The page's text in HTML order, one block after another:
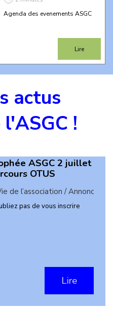
Agenda des evenements ASGC
Lire
actus
!
ASGC 2 juillet
OTUS
de l’association / Annonces
pas de vous inscrire
Lire